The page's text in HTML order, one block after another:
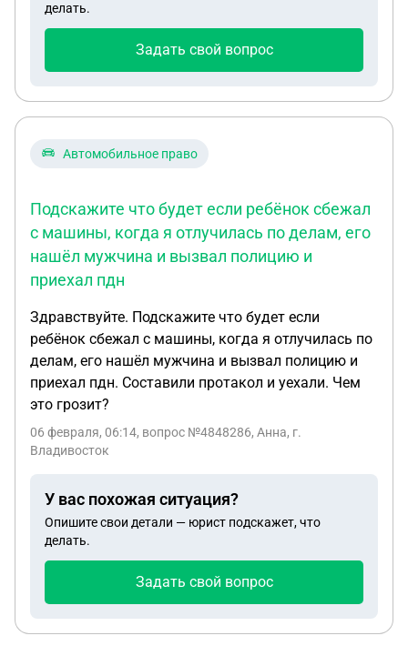
делать.
Задать свой вопрос
Автомобильное право
Подскажите что будет если ребëнок сбежал
с машины, когда я отлучилась по делам, его
нашëл мужчина и вызвал полицию и
приехал пдн
Здравствуйте. Подскажите что будет если
ребëнок сбежал с машины, когда я отлучилась по
делам, его нашëл мужчина и вызвал полицию и
приехал пдн. Составили протакол и уехали. Чем
это грозит?
06 февраля, 06:14, вопрос №4848286, Анна, г.
Владивосток
У вас похожая ситуация?
Опишите свои детали — юрист подскажет, что
делать.
Задать свой вопрос